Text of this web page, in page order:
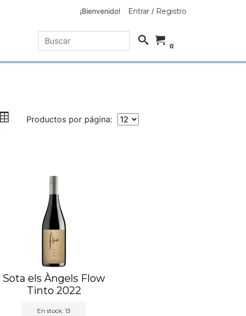
¡Bienvenido! Entrar / Registro
0
Productos por página:
Sota els Àngels Flow
Tinto 2022
En stock: 13